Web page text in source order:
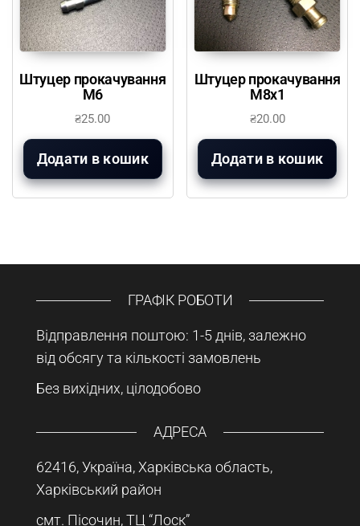
Штуцер прокачування
М6
₴25.00
Додати в кошик
Штуцер прокачування
М8х1
₴20.00
Додати в кошик
ГРАФІК РОБОТИ
Відправлення поштою: 1-5 днів, залежно
від обсягу та кількості замовлень
Без вихідних, цілодобово
АДРЕСА
62416, Україна, Харківська область,
Харківський район
смт. Пісочин, ТЦ “Лоск”